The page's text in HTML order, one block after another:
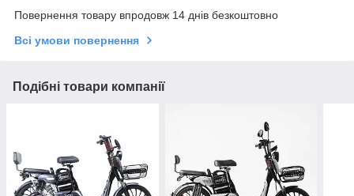
Повернення товару впродовж 14 днів безкоштовно
Всі умови повернення
Подібні товари компанії